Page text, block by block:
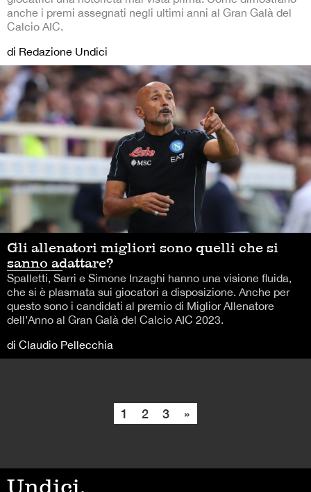
anche i premi assegnati negli ultimi anni al Gran Galà del
Calcio AIC.
di Redazione Undici
Gli allenatori migliori sono quelli che si
sanno adattare?
Spalletti, Sarri e Simone Inzaghi hanno una visione fluida,
che si è plasmata sui giocatori a disposizione. Anche per
questo sono i candidati al premio di Miglior Allenatore
dell’Anno al Gran Galà del Calcio AIC 2023.
di Claudio Pellecchia
1 2 3 »
Undici,